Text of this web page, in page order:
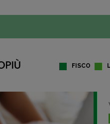
FISCO